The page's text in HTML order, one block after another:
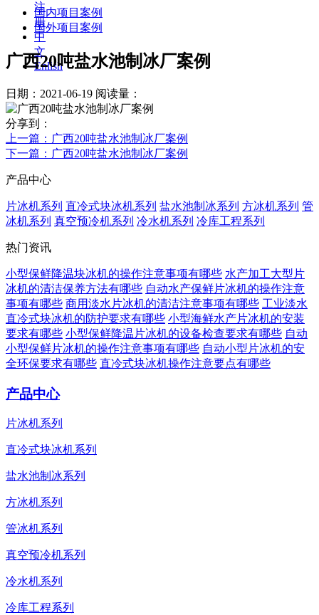
注
册
中
文
Enlish
国内项目案例
国外项目案例
广西20吨盐水池制冰厂案例
日期：2021-06-19 阅读量：
分享到：
上一篇 ：广西20吨盐水池制冰厂案例
下一篇 ：广西20吨盐水池制冰厂案例
产品中心
片冰机系列 直冷式块冰机系列 盐水池制冰系列 方冰机系列 管
冰机系列 真空预冷机系列 冷水机系列 冷库工程系列
热门资讯
小型保鲜降温块冰机的操作注意事项有哪些 水产加工大型片
冰机的清洁保养方法有哪些 自动水产保鲜片冰机的操作注意
事项有哪些 商用淡水片冰机的清洁注意事项有哪些 工业淡水
直冷式块冰机的防护要求有哪些 小型海鲜水产片冰机的安装
要求有哪些 小型保鲜降温片冰机的设备检查要求有哪些 自动
小型保鲜片冰机的操作注意事项有哪些 自动小型片冰机的安
全环保要求有哪些 直冷式块冰机操作注意要点有哪些
产品中心
片冰机系列
直冷式块冰机系列
盐水池制冰系列
方冰机系列
管冰机系列
真空预冷机系列
冷水机系列
冷库工程系列